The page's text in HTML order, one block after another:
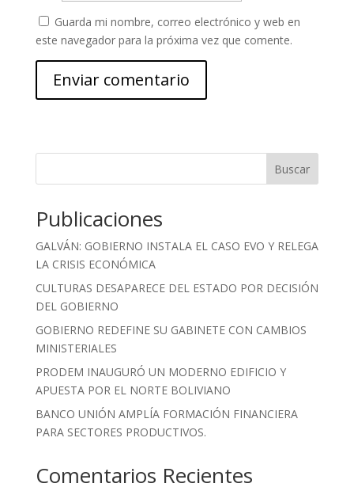
Guarda mi nombre, correo electrónico y web en
este navegador para la próxima vez que comente.
Buscar
Publicaciones
GALVÁN: GOBIERNO INSTALA EL CASO EVO Y RELEGA
LA CRISIS ECONÓMICA
CULTURAS DESAPARECE DEL ESTADO POR DECISIÓN
DEL GOBIERNO
GOBIERNO REDEFINE SU GABINETE CON CAMBIOS
MINISTERIALES
PRODEM INAUGURÓ UN MODERNO EDIFICIO Y
APUESTA POR EL NORTE BOLIVIANO
BANCO UNIÓN AMPLÍA FORMACIÓN FINANCIERA
PARA SECTORES PRODUCTIVOS.
Comentarios Recientes